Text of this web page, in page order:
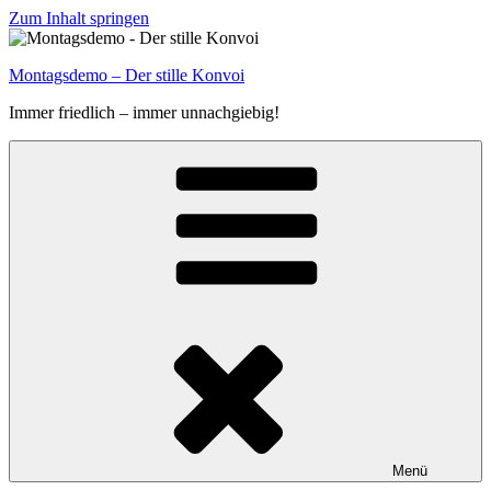
Zum Inhalt springen
Montagsdemo – Der stille Konvoi
Immer friedlich – immer unnachgiebig!
Menü